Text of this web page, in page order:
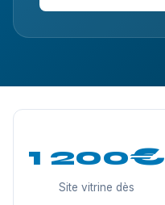
1 200€
Site vitrine dès